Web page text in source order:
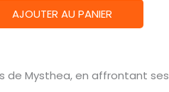
AJOUTER AU PANIER
de Mysthea, en affrontant ses